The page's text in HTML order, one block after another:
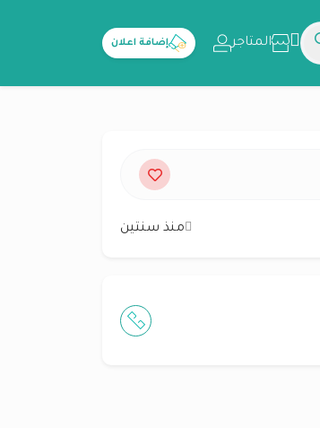
المتاجر إضافة اعلان
منذ سنتين